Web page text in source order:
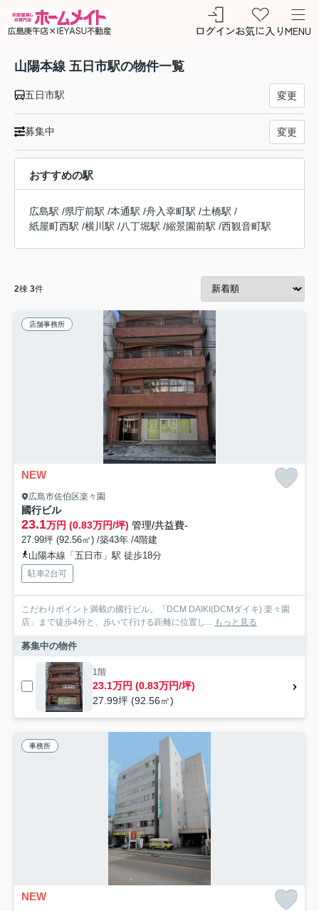
ログインお気に入りMENU
山陽本線 五日市駅の物件一覧
五日市駅 変更
募集中 変更
おすすめの駅
広島駅 /県庁前駅 /本通駅 /舟入幸町駅 /土橋駅 /
紙屋町西駅 /横川駅 /八丁堀駅 /縮景園前駅 /西観音町駅
2棟 3件
店舗事務所
NEW
広島市佐伯区楽々園
國行ビル
23.1万円 (0.83万円/坪) 管理/共益費-
27.99坪 (92.56㎡) /築43年 /4階建
山陽本線「五日市」駅 徒歩18分
駐車2台可
こだわりポイント満載の國行ビル。「DCM DAIKI(DCMダイキ) 楽々園
店」まで徒歩4分と、歩いて行ける距離に位置し...
もっと見る
募集中の物件
1階
23.1万円 (0.83万円/坪)
27.99坪 (92.56㎡)
事務所
NEW